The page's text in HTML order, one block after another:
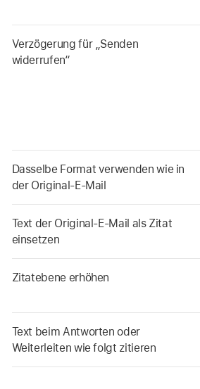
Verzögerung für „Senden
widerrufen“
Dasselbe Format verwenden wie in
der Original-E-Mail
Text der Original-E-Mail als Zitat
einsetzen
Zitatebene erhöhen
Text beim Antworten oder
Weiterleiten wie folgt zitieren